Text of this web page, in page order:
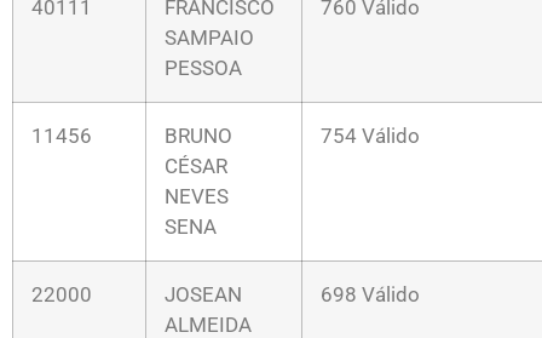
40111
FRANCISCO
SAMPAIO
PESSOA
760 Válido
11456
BRUNO
CÉSAR
NEVES
SENA
754 Válido
22000
JOSEAN
ALMEIDA
698 Válido